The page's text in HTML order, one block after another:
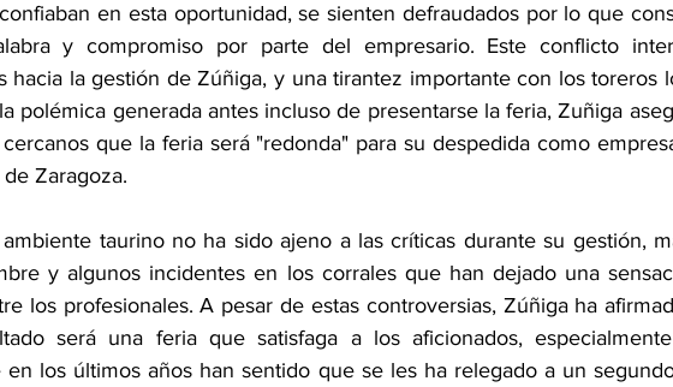
en esta oportunidad, se sienten defraudados por lo que
y compromiso por parte del empresario. Este conflicto
hacia la gestión de Zúñiga, y una tirantez importante con los toreros
polémica generada antes incluso de presentarse la feria, Zuñiga
que la feria será "redonda" para su despedida como
Zaragoza.
taurino no ha sido ajeno a las críticas durante su gestión,
y algunos incidentes en los corrales que han dejado una
los profesionales. A pesar de estas controversias, Zúñiga ha
será una feria que satisfaga a los aficionados,
en los últimos años han sentido que se les ha relegado a un